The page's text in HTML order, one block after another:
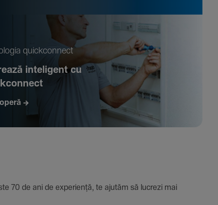
quickconnect
inte­li­gent cu
de ani de expe­riență, te ajutăm să lucrezi mai